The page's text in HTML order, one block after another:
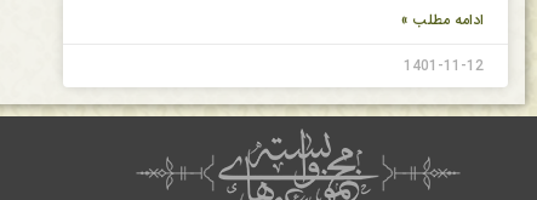
ادامه مطلب »
1401-11-12